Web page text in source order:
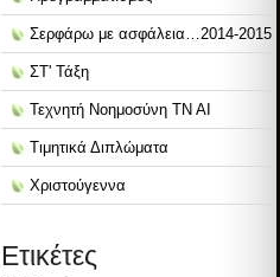
Σερφάρω με ασφάλεια…2014-2015
ΣΤ' Τάξη
Τεχνητή Νοημοσύνη ΤΝ ΑΙ
Τιμητικά Διπλώματα
Χριστούγεννα
Ετικέτες